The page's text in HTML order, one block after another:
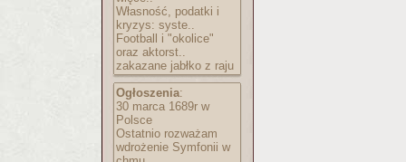
Własność, podatki i
kryzys: syste..
Football i "okolice"
oraz aktorst..
zakazane jabłko z raju
Ogłoszenia:
30 marca 1689r w
Polsce
Ostatnio rozważam
wdrożenie Symfonii w